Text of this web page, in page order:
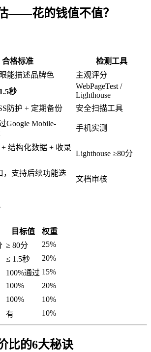
——花的钱值不值？
合格标准
检测工具
能描述品牌色
主观评分
1.5秒
WebPageTest /
Lighthouse
防护 + 定期备份
安全扫描工具
Google Mobile-
手机实测
结构化数据 + 收录
Lighthouse ≥80分
，支持后续功能迭
文档审核
目标值
权重
≥ 80分
25%
≤ 1.5秒
20%
100%通过 15%
100%
20%
100%
10%
有 10%
比的6大秘诀